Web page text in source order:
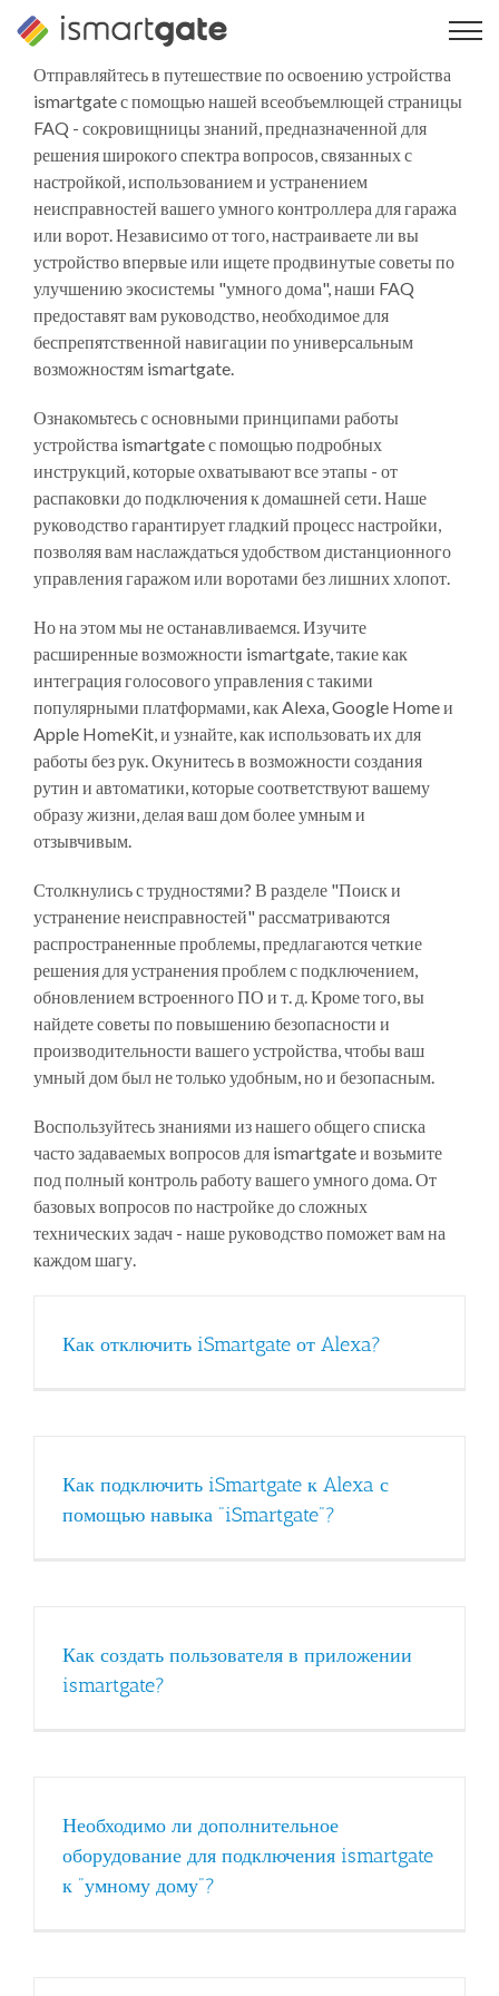
Перейти
содержанию
Отправляйтесь в путешествие по освоению устройства
ismartgate с помощью нашей всеобъемлющей страницы
FAQ - сокровищницы знаний, предназначенной для
решения широкого спектра вопросов, связанных с
настройкой, использованием и устранением
неисправностей вашего умного контроллера для гаража
или ворот. Независимо от того, настраиваете ли вы
устройство впервые или ищете продвинутые советы по
улучшению экосистемы "умного дома", наши FAQ
предоставят вам руководство, необходимое для
беспрепятственной навигации по универсальным
возможностям ismartgate.
Ознакомьтесь с основными принципами работы
устройства ismartgate с помощью подробных
инструкций, которые охватывают все этапы - от
распаковки до подключения к домашней сети. Наше
руководство гарантирует гладкий процесс настройки,
позволяя вам наслаждаться удобством дистанционного
управления гаражом или воротами без лишних хлопот.
Но на этом мы не останавливаемся. Изучите
расширенные возможности ismartgate, такие как
интеграция голосового управления с такими
популярными платформами, как Alexa, Google Home и
Apple HomeKit, и узнайте, как использовать их для
работы без рук. Окунитесь в возможности создания
рутин и автоматики, которые соответствуют вашему
образу жизни, делая ваш дом более умным и
отзывчивым.
Столкнулись с трудностями? В разделе "Поиск и
устранение неисправностей" рассматриваются
распространенные проблемы, предлагаются четкие
решения для устранения проблем с подключением,
обновлением встроенного ПО и т. д. Кроме того, вы
найдете советы по повышению безопасности и
производительности вашего устройства, чтобы ваш
умный дом был не только удобным, но и безопасным.
Воспользуйтесь знаниями из нашего общего списка
часто задаваемых вопросов для ismartgate и возьмите
под полный контроль работу вашего умного дома. От
базовых вопросов по настройке до сложных
технических задач - наше руководство поможет вам на
каждом шагу.
Как отключить iSmartgate от Alexa?
Как подключить iSmartgate к Alexa с
помощью навыка "iSmartgate"?
Как создать пользователя в приложении
ismartgate?
Необходимо ли дополнительное
оборудование для подключения ismartgate
к "умному дому"?